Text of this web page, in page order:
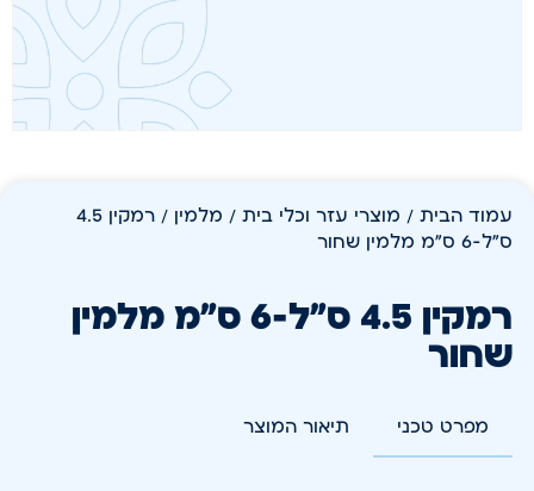
עמוד הבית / מוצרי עזר וכלי בית / מלמין
/ רמקין 4.5
ס"ל-6 ס"מ מלמין שחור
רמקין 4.5 ס"ל-6 ס"מ מלמין
שחור
מפרט טכני תיאור המוצר